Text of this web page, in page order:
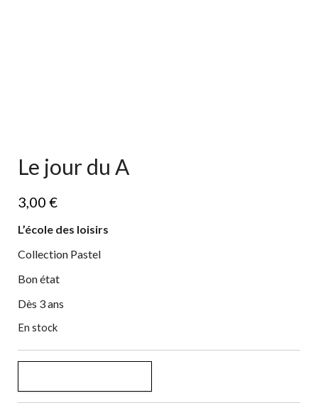
Le jour du A
3,00 €
L’école des loisirs
Collection Pastel
Bon état
Dès 3 ans
En stock